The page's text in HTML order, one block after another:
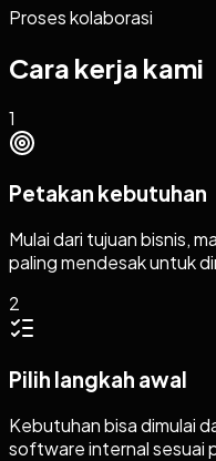
Proses kolaborasi
Cara kerja kami
1
Petakan kebutuhan
Mulai dari tujuan bisnis,
paling mendesak untuk
2
Pilih langkah awal
Kebutuhan bisa dimulai
software internal sesuai